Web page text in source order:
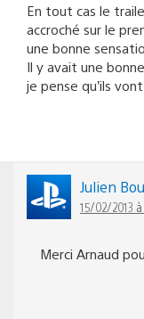
En tout cas le
accroché sur le
une bonne
Il y avait une
je pense qu’ils
Julien
15/02/2013 à
Merci Arnaud